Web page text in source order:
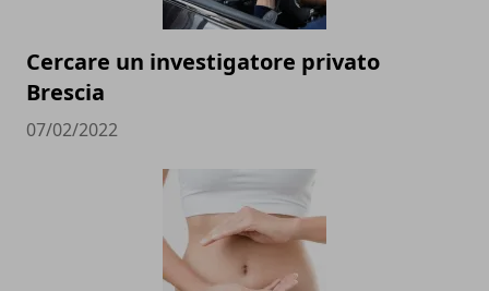
Cercare un investigatore privato
Brescia
07/02/2022